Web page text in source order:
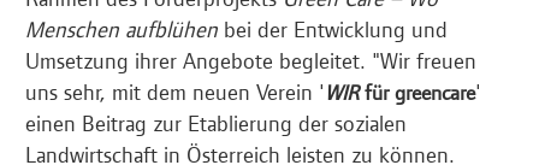
Menschen aufblühen bei der Entwicklung und
Umsetzung ihrer Angebote begleitet. "Wir freuen
uns sehr, mit dem neuen Verein 'WIRfür greencare'
einen Beitrag zur Etablierung der sozialen
Landwirtschaft in Österreich leisten zu können.